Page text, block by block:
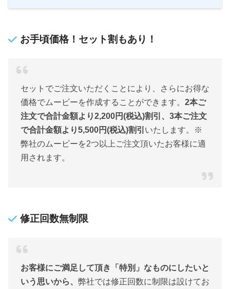
お手頃価格！セット割もあり！
セットでご注文いただくことにより、さらにお得な
価格でムービーを作成することができます。 2本ご
注文で合計金額より2,200円(税込)割引、3本ご注文
で合計金額より5,500円(税込)割引 いたします。※
弊社のムービーを2つ以上ご注文頂いたお客様に適
用されます。
修正回数無制限
お客様にご満足して頂き「特別」なものにしたいと
いう思いから、 弊社では修正回数に制限は設けてお